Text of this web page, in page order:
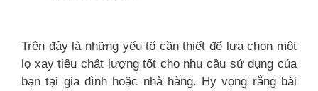
Trên đây là những yếu tố cần thiết để lựa chọn một
lọ xay tiêu chất lượng tốt cho nhu cầu sử dụng của
bạn tại gia đình hoặc nhà hàng. Hy vọng rằng bài